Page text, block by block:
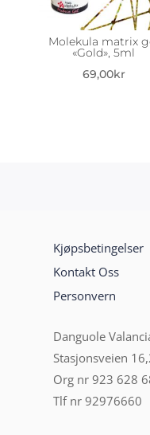
Molekula matrix
«Gold», 5ml
69,00kr
Kjøpsbetingelser
Kontakt Oss
Personvern
Danguole
Stasjonsveien
Org nr 923 628
Tlf nr 92976660